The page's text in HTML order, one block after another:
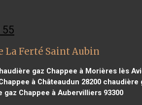
55
Ferté Saint Aubin
gaz Chappee à Morières lès
à Châteaudun 28200chaudière
Chappee à Aubervilliers 93300